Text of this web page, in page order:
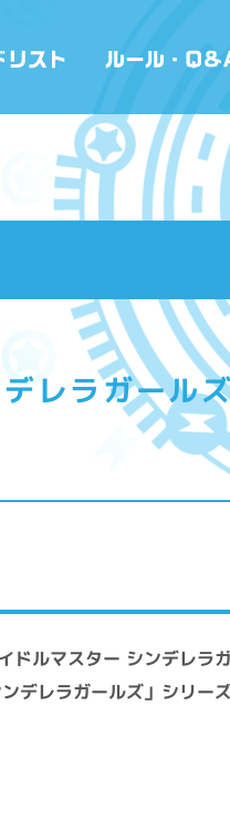
レラガール
ドルマスター シンデレラ
デレラガールズ」シリー